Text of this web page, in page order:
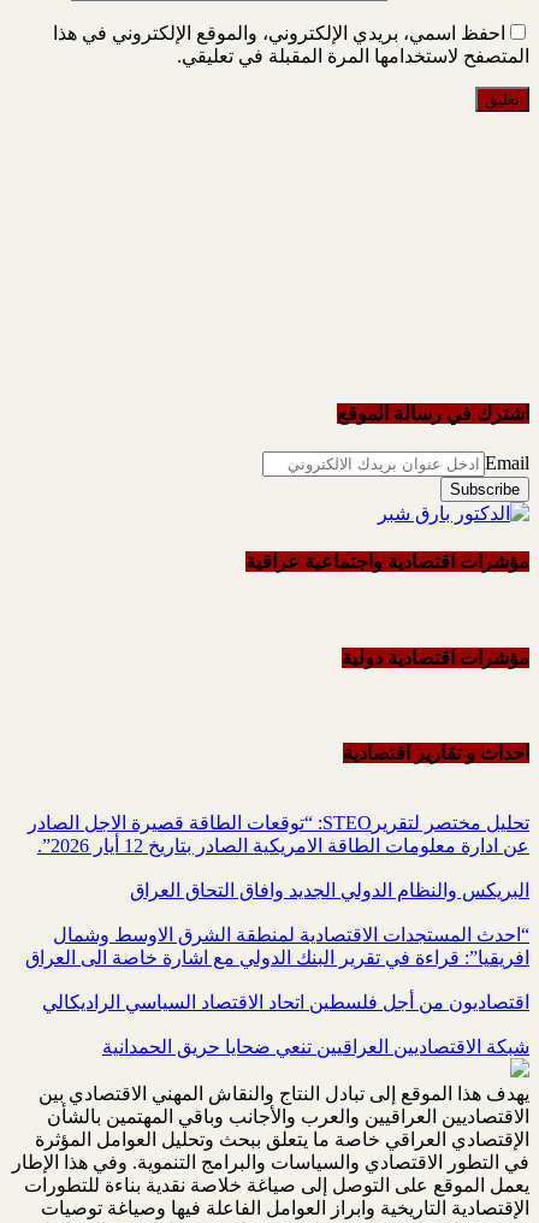
احفظ اسمي، بريدي الإلكتروني، والموقع الإلكتروني في هذا
المتصفح لاستخدامها المرة المقبلة في تعليقي.
اشترك في رسالة الموقع
Email
مؤشرات اقتصادية واجتماعية عراقية
مؤشرات اقتصادية دولية
احداث و تقاریر اقتصادیة
تحليل مختصر لتقريرSTEO‏: “توقعات الطاقة قصيرة الاجل الصادر
عن ادارة معلومات الطاقة الامريكية ‏الصادر بتاريخ 12 أيار 2026”.‏
البريكس والنظام الدولي الجديد وافاق التحاق العراق
“احدث المستجدات الاقتصادية لمنطقة الشرق الاوسط وشمال
افريقيا”: قراءة في تقرير البنك الدولي مع اشارة خاصة الى العراق
اقتصاديون من أجل فلسطين اتحاد الاقتصاد السياسي الراديكالي
شبكة الاقتصاديين العراقيين تنعي ضحايا حريق الحمدانية
يهدف هذا الموقع إلى تبادل النتاج والنقاش المهني الاقتصادي بين
الاقتصاديين العراقيين والعرب والأجانب وباقي المهتمين بالشأن
الإقتصادي العراقي خاصة ما يتعلق ببحث وتحليل العوامل المؤثرة
في التطور الاقتصادي والسياسات والبرامج التنموية. وفي هذا الإطار
يعمل الموقع على التوصل إلى صياغة خلاصة نقدية بناءة للتطورات
الإقتصادية التاريخية وابراز العوامل الفاعلة فيها وصياغة توصيات